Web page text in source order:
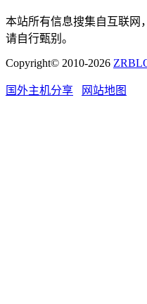
本站所有信息搜集自互联网
请自行甄别。
Copyright© 2010-2026
国外主机分享 网站地图